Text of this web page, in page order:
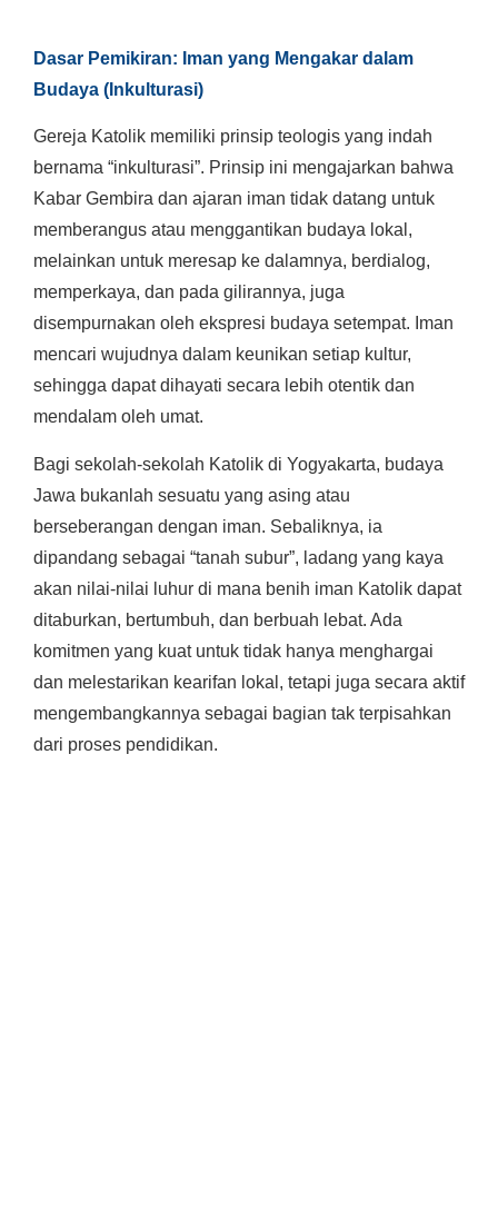
Dasar Pemikiran: Iman yang Mengakar dalam
Budaya (Inkulturasi)
Gereja Katolik memiliki prinsip teologis yang indah
bernama “inkulturasi”. Prinsip ini mengajarkan bahwa
Kabar Gembira dan ajaran iman tidak datang untuk
memberangus atau menggantikan budaya lokal,
melainkan untuk meresap ke dalamnya, berdialog,
memperkaya, dan pada gilirannya, juga
disempurnakan oleh ekspresi budaya setempat. Iman
mencari wujudnya dalam keunikan setiap kultur,
sehingga dapat dihayati secara lebih otentik dan
mendalam oleh umat.
Bagi sekolah-sekolah Katolik di Yogyakarta, budaya
Jawa bukanlah sesuatu yang asing atau
berseberangan dengan iman. Sebaliknya, ia
dipandang sebagai “tanah subur”, ladang yang kaya
akan nilai-nilai luhur di mana benih iman Katolik dapat
ditaburkan, bertumbuh, dan berbuah lebat. Ada
komitmen yang kuat untuk tidak hanya menghargai
dan melestarikan kearifan lokal, tetapi juga secara aktif
mengembangkannya sebagai bagian tak terpisahkan
dari proses pendidikan.